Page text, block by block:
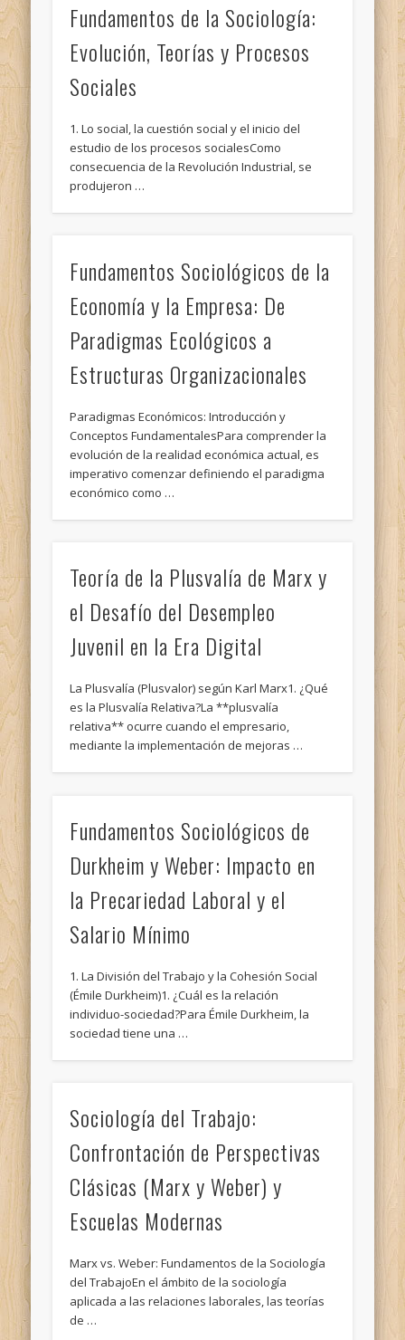
Fundamentos de la Sociología:
Evolución, Teorías y Procesos
Sociales
1. Lo social, la cuestión social y el inicio del
estudio de los procesos socialesComo
consecuencia de la Revolución Industrial, se
produjeron …
Fundamentos Sociológicos de la
Economía y la Empresa: De
Paradigmas Ecológicos a
Estructuras Organizacionales
Paradigmas Económicos: Introducción y
Conceptos FundamentalesPara comprender la
evolución de la realidad económica actual, es
imperativo comenzar definiendo el paradigma
económico como …
Teoría de la Plusvalía de Marx y
el Desafío del Desempleo
Juvenil en la Era Digital
La Plusvalía (Plusvalor) según Karl Marx1. ¿Qué
es la Plusvalía Relativa?La **plusvalía
relativa** ocurre cuando el empresario,
mediante la implementación de mejoras …
Fundamentos Sociológicos de
Durkheim y Weber: Impacto en
la Precariedad Laboral y el
Salario Mínimo
1. La División del Trabajo y la Cohesión Social
(Émile Durkheim)1. ¿Cuál es la relación
individuo-sociedad?Para Émile Durkheim, la
sociedad tiene una …
Sociología del Trabajo:
Confrontación de Perspectivas
Clásicas (Marx y Weber) y
Escuelas Modernas
Marx vs. Weber: Fundamentos de la Sociología
del TrabajoEn el ámbito de la sociología
aplicada a las relaciones laborales, las teorías
de …